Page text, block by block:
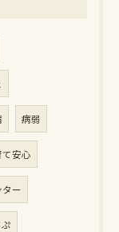
病弱
安心
ー